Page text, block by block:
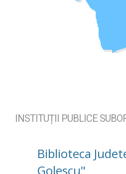
INSTITUȚII PUBLICE
Biblioteca
Golescu"